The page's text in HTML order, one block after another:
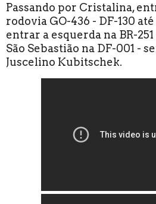
Passando por Cristalina,
rodovia GO-436 - DF-130
entrar a esquerda na BR-
São Sebastião na DF-001 -
Juscelino Kubitschek.